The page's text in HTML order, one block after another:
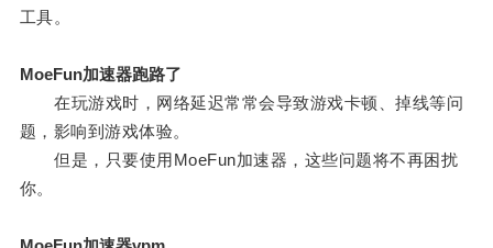
工具。
MoeFun加速器跑路了
在玩游戏时，网络延迟常常会导致游戏卡顿、掉线等问
题，影响到游戏体验。
但是，只要使用MoeFun加速器，这些问题将不再困扰
你。